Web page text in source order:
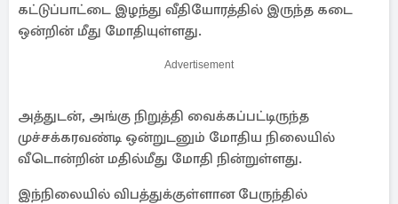
கட்டுப்பாட்டை இழந்து வீதியோரத்தில் இருந்த கடை
ஒன்றின் மீது மோதியுள்ளது.
Advertisement
அத்துடன், அங்கு நிறுத்தி வைக்கப்பட்டிருந்த
முச்சக்கரவண்டி ஒன்றுடனும் மோதிய நிலையில்
வீடொன்றின் மதில்மீது மோதி நின்றுள்ளது.
இந்நிலையில் விபத்துக்குள்ளான பேருந்தில்